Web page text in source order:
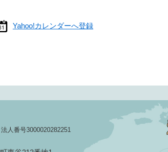
Yahoo!カレンダーへ登録
法人番号3000020282251